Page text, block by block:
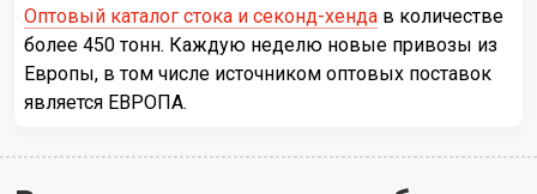
Оптовый каталог стока и секонд-хенда в количестве
более 450 тонн. Каждую неделю новые привозы из
Европы, в том числе источником оптовых поставок
является ЕВРОПА.